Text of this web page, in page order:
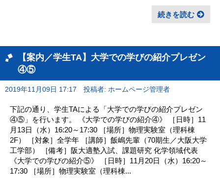
続きを読む
【案内／学生TA】大学での学びの紹介プレゼン
④⑤
2019年11月09日 17:17 投稿者: ホームページ管理者
下記の通り、学生TAによる「大学での学びの紹介プレゼン
④⑤」を行います。 《大学での学びの紹介④》 ［日時］11
月13日（水）16:20～17:30 ［場所］物理実験室（理科棟
2F） ［対象］全学年 ［講師］飯嶋先輩（70期生／大阪大学
工学部） ［備考］阪大適塾入試、課題研究 化学領域代表
《大学での学びの紹介⑤》 ［日時］11月20日（水）16:20～
17:30 ［場所］物理実験室（理科棟...